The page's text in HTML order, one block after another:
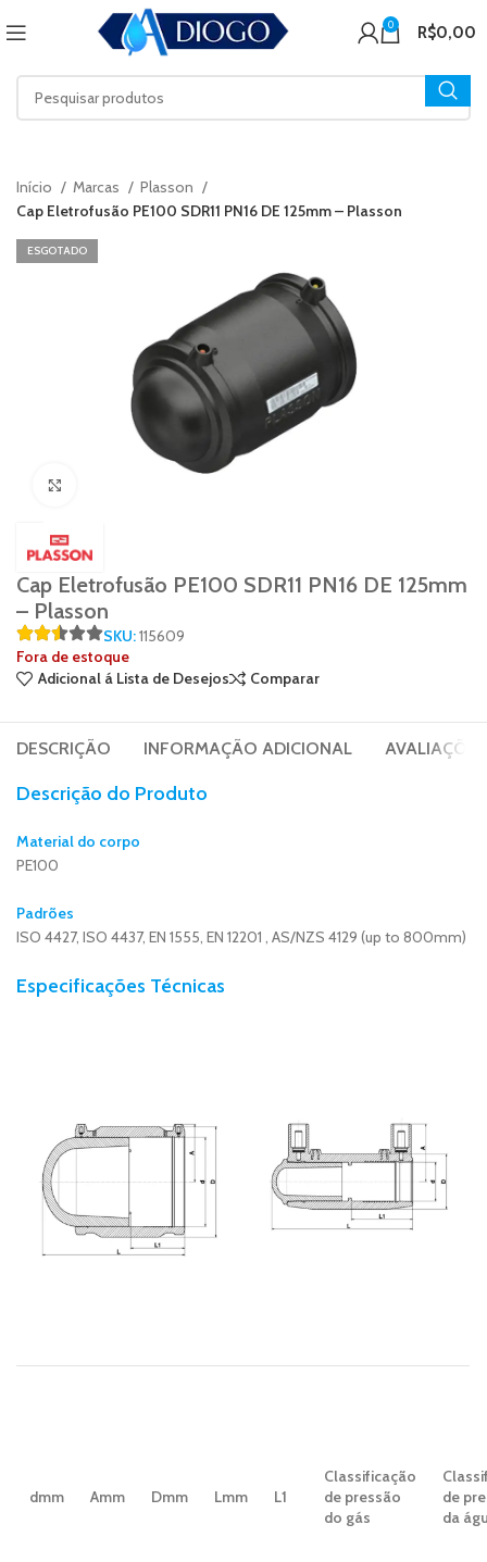
0 R$0,00
Início Marcas
Plasson
Cap Eletrofusão PE100 SDR11 PN16 DE 125mm – Plasson
ESGOTADO
Cap Eletrofusão PE100 SDR11 PN16 DE 125mm
– Plasson
SKU:115609
Fora de estoque
Adicional á Lista de Desejos
Comparar
DESCRIÇÃO INFORMAÇÃO ADICIONAL
Descrição do Produto
Material do corpo
PE100
Padrões
ISO 4427, ISO 4437, EN 1555, EN 12201 , AS/NZS 4129 (up to 800mm)
Especificações Técnicas
dmm Amm Dmm Lmm L1
Classificação
de pressão
do gás
de
da